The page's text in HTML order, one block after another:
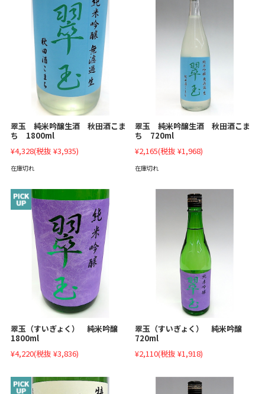
翠玉 純米吟醸生酒 秋田酒こま
ち 1800ml
¥4,328(税抜 ¥3,935)
在庫切れ
翠玉 純米吟醸生酒 秋田酒こま
ち 720ml
¥2,165(税抜 ¥1,968)
在庫切れ
翠玉（すいぎょく） 純米吟醸
1800ml
¥4,220(税抜 ¥3,836)
翠玉（すいぎょく） 純米吟醸
720ml
¥2,110(税抜 ¥1,918)